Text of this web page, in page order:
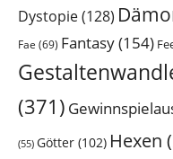
Dystopie(128)
Fae (69) Fantasy(154)
(371)
(55) Götter (102) Hexen